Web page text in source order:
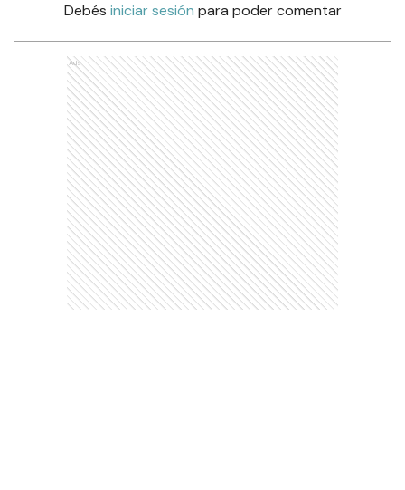
Debés iniciar sesión para poder comentar
Ads